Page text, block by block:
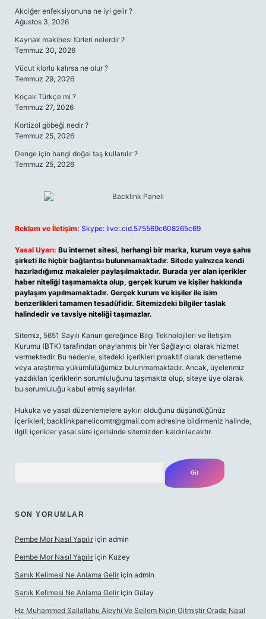
Akciğer enfeksiyonuna ne iyi gelir ?
Ağustos 3, 2026
Kaynak makinesi türleri nelerdir ?
Temmuz 30, 2026
Vücut klorlu kalırsa ne olur ?
Temmuz 29, 2026
Koçak Türkçe mi ?
Temmuz 27, 2026
Kortizol göbeği nedir ?
Temmuz 25, 2026
Denge için hangi doğal taş kullanılır ?
Temmuz 25, 2026
Reklam ve İletişim: Skype: live:.cid.575569c608265c69
Yasal Uyarı: Bu internet sitesi, herhangi bir marka, kurum veya şahıs
şirketi ile hiçbir bağlantısı bulunmamaktadır. Sitede yalnızca kendi
hazırladığımız makaleler paylaşılmaktadır. Burada yer alan içerikler
haber niteliği taşımamakta olup, gerçek kurum ve kişiler hakkında
paylaşım yapılmamaktadır. Gerçek kurum ve kişiler ile isim
benzerlikleri tamamen tesadüfidir. Sitemizdeki bilgiler taslak
halindedir ve tavsiye niteliği taşımazlar.
Sitemiz, 5651 Sayılı Kanun gereğince Bilgi Teknolojileri ve İletişim
Kurumu (BTK) tarafından onaylanmış bir Yer Sağlayıcı olarak hizmet
vermektedir. Bu nedenle, sitedeki içerikleri proaktif olarak denetleme
veya araştırma yükümlülüğümüz bulunmamaktadır. Ancak, üyelerimiz
yazdıkları içeriklerin sorumluluğunu taşımakta olup, siteye üye olarak
bu sorumluluğu kabul etmiş sayılırlar.
Hukuka ve yasal düzenlemelere aykırı olduğunu düşündüğünüz
içerikleri, backlinkpanelicomtr@gmail.com adresine bildirmeniz halinde,
ilgili içerikler yasal süre içerisinde sitemizden kaldırılacaktır.
SON YORUMLAR
Pembe Mor Nasıl Yapılır için admin
Pembe Mor Nasıl Yapılır için Kuzey
Sanık Kelimesi Ne Anlama Gelir için admin
Sanık Kelimesi Ne Anlama Gelir için Gülay
Hz Muhammed Sallallahu Aleyhi Ve Sellem Niçin Gitmiştir Orada Nasıl